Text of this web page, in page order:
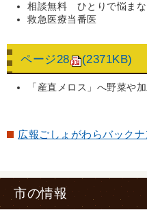
相談無料 ひとりで悩まな
救急医療当番医
ページ28 (2371KB)
「産直メロス」へ野菜や
広報ごしょがわらバックナ
市の情報